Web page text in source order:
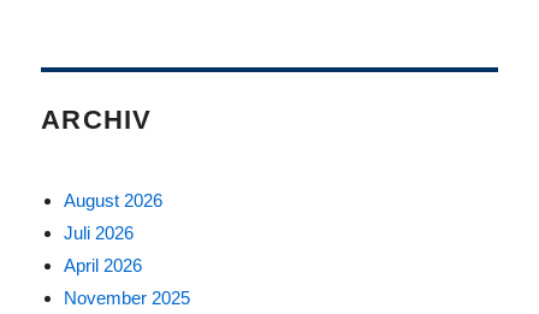
ARCHIV
August 2026
Juli 2026
April 2026
November 2025